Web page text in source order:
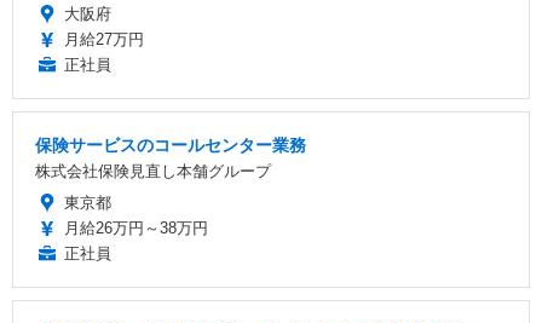
大阪府
月給27万円
正社員
保険サービスのコールセンター業務
株式会社保険見直し本舗グループ
東京都
月給26万円～38万円
正社員